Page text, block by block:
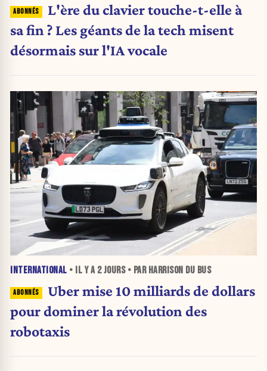
L'ère du clavier touche-t-elle à
sa fin ? Les géants de la tech misent
désormais sur l'IA vocale
INTERNATIONAL • IL Y A 2 JOURS• PAR HARRISON DU BUS
Uber mise 10 milliards de dollars
pour dominer la révolution des
robotaxis